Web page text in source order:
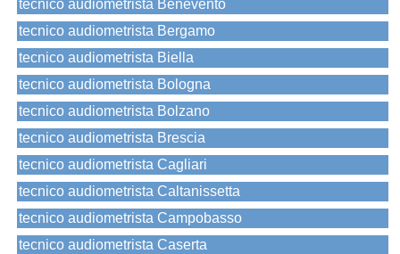
tecnico audiometrista Benevento
tecnico audiometrista Bergamo
tecnico audiometrista Biella
tecnico audiometrista Bologna
tecnico audiometrista Bolzano
tecnico audiometrista Brescia
tecnico audiometrista Cagliari
tecnico audiometrista Caltanissetta
tecnico audiometrista Campobasso
tecnico audiometrista Caserta